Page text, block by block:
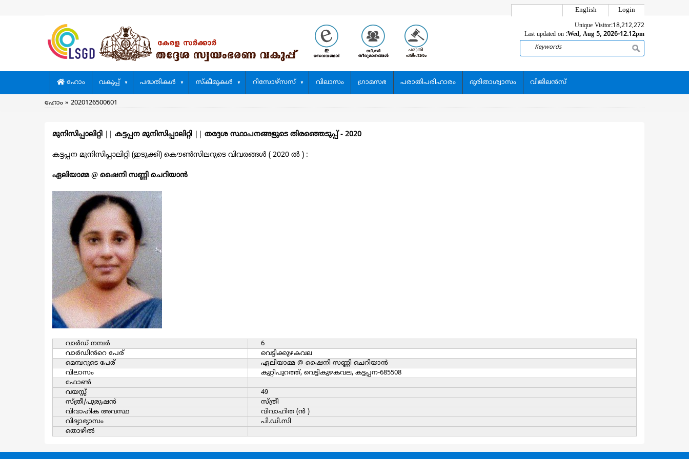
Login
English
Unique Visitor:18,212,272
Last updated on :Wed, Aug 5, 2026-12.12pm
Search
Main
navigation
ഹോം വകുപ്പ് പദ്ധതികള്‍ സ്കീമുകള്‍ റിസോഴ്സസ് വിലാസം ഗ്രാമസഭ പരാതിപരിഹാരം ദുരിതാശ്വാസം വിജിലന്‍സ്
Breadcrumb
ഹോം 2020126500601
മുനിസിപ്പാലിറ്റി കട്ടപ്പന മുനിസിപ്പാലിറ്റി തദ്ദേശ സ്ഥാപനങ്ങളുടെ തിരഞ്ഞെടുപ്പ്‌ - 2020
കട്ടപ്പന മുനിസിപ്പാലിറ്റി (ഇടുക്കി) കൌൺസിലറുടെ വിവരങ്ങള്‍ ( 2020 ല്‍ ) :
ഏലിയാമ്മ @ ഷൈനി സണ്ണി ചെറിയാന്‍
വാര്‍ഡ്‌ നമ്പര്‍
6
വാര്‍ഡിൻറെ പേര്
വെട്ടിക്കുഴകവല
മെമ്പറുടെ പേര്
ഏലിയാമ്മ @ ഷൈനി സണ്ണി ചെറിയാന്‍
വിലാസം
കുറ്റിപുറത്ത്, വെട്ടികുഴകവല, കട്ടപ്പന-685508
ഫോൺ
വയസ്സ്
49
സ്ത്രീ/പുരുഷന്‍
സ്ത്രീ
വിവാഹിക അവസ്ഥ
വിവാഹിത (ന്‍ )
വിദ്യാഭ്യാസം
പി.ഡി.സി
തൊഴില്‍